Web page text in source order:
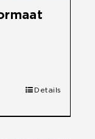
Details